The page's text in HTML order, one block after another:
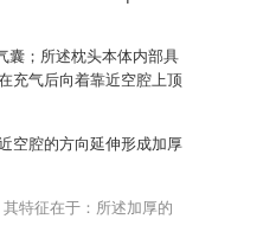
囊；所述枕头本体内部具
充气后向着靠近空腔上顶
空腔的方向延伸形成加厚
特征在于：所述加厚的